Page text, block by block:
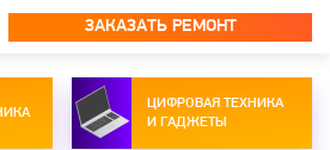
ЗАКАЗАТЬ РЕМОНТ
ЦИФРОВАЯ ТЕХНИКА
И ГАДЖЕТЫ